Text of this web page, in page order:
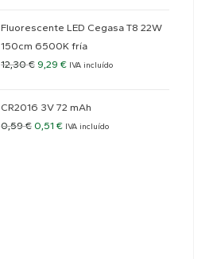
Fluorescente LED Cegasa T8 22W
150cm 6500K fría
12,30€ 9,29 € IVA incluído
CR2016 3V 72 mAh
0,59€ 0,51 € IVA incluído